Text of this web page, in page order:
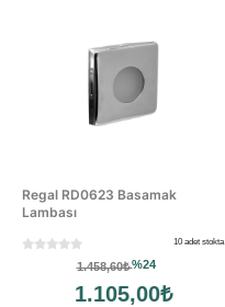
Regal RD0623 Basamak
Lambası
10 adet stokta
1.458,60₺%24
1.105,00₺